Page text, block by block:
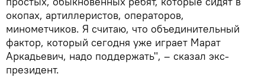
окопах, артиллеристов, операторов,
минометчиков. Я считаю, что объединительный
фактор, который сегодня уже играет Марат
Аркадьевич, надо поддержать", – сказал экс-
президент.